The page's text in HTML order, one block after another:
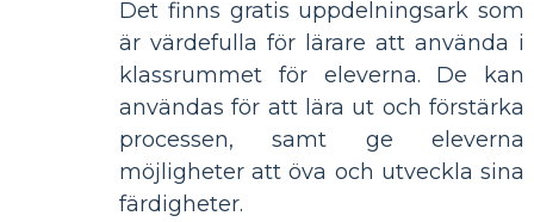
Det finns gratis uppdelningsark som
är värdefulla för lärare att använda i
klassrummet för eleverna. De kan
användas för att lära ut och förstärka
processen, samt ge eleverna
möjligheter att öva och utveckla sina
färdigheter.